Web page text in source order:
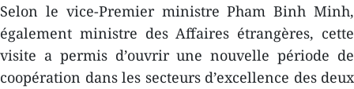
Selon le vice-Premier ministre Pham Binh Minh,
également ministre des Affaires étrangères, cette
visite a permis d’ouvrir une nouvelle période de
coopération dans les secteurs d’excellence des deux